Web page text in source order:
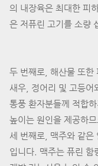
의 내장육은 최대한 피
은 저퓨린 고기를 소량
두 번째로, 해산물 또한
새우, 정어리 및 고등어
통풍 환자분들께 적합
높이는 원인을 제공하
세 번째로, 맥주와 같은
입니다. 맥주는 퓨린 함